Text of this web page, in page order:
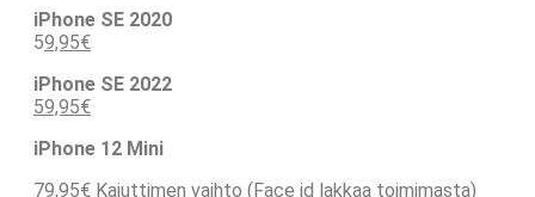
iPhone SE 2020
59,95€
iPhone SE 2022
59,95€
iPhone 12 Mini
79,95€ Kaiuttimen vaihto (Face id lakkaa toimimasta)